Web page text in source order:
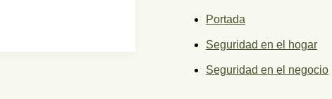
Portada
Seguridad en el hogar
Seguridad en el negocio